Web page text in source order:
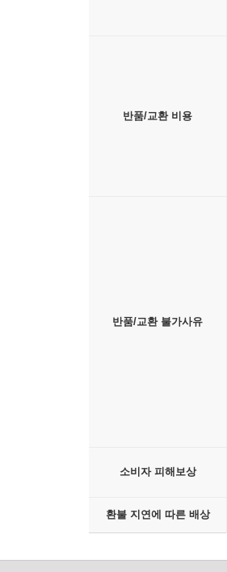
반품/교환 비용
반품/교환 불가사유
소비자 피해보상
환불 지연에 따른 배상